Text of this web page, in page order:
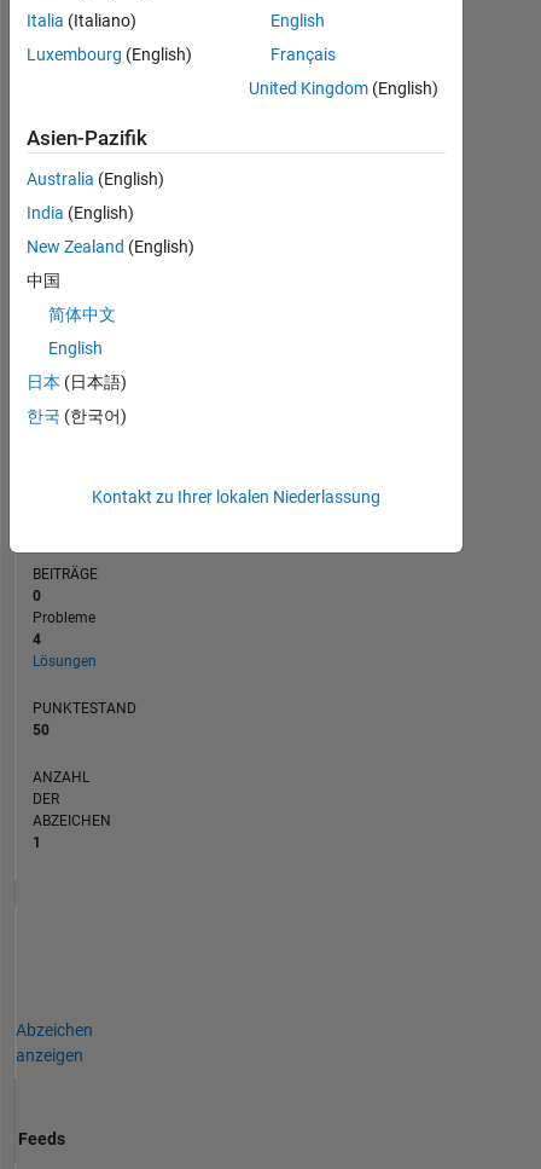
Statistik
All Cody MATLAB Answers
BEITRÄGE 2
3
BEITRÄGE
0
Probleme
4
Lösungen
PUNKTESTAND
50
ANZAHL
DER
ABZEICHEN
1
Abzeichen
anzeigen
Feeds
Italia (Italiano)
Luxembourg (English)
English
Français
United Kingdom (English)
Asien-Pazifik
Australia (English)
India (English)
New Zealand (English)
中国
简体中文
English
日本 (日本語)
한국 (한국어)
Kontakt zu Ihrer lokalen Niederlassung